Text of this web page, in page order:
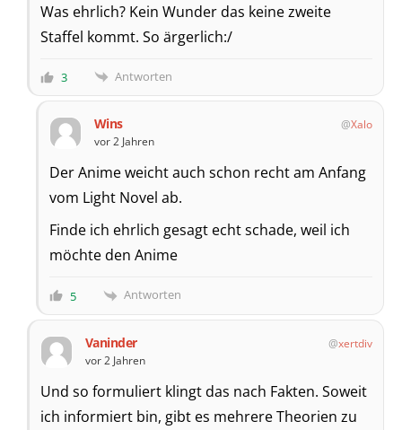
Was ehrlich? Kein Wunder das keine zweite
Staffel kommt. So ärgerlich:/
3 Antworten
Wins
Xalo
vor 2 Jahren
Der Anime weicht auch schon recht am Anfang
vom Light Novel ab.
Finde ich ehrlich gesagt echt schade, weil ich
möchte den Anime
5 Antworten
Vaninder
xertdiv
vor 2 Jahren
Und so formuliert klingt das nach Fakten. Soweit
ich informiert bin, gibt es mehrere Theorien zu